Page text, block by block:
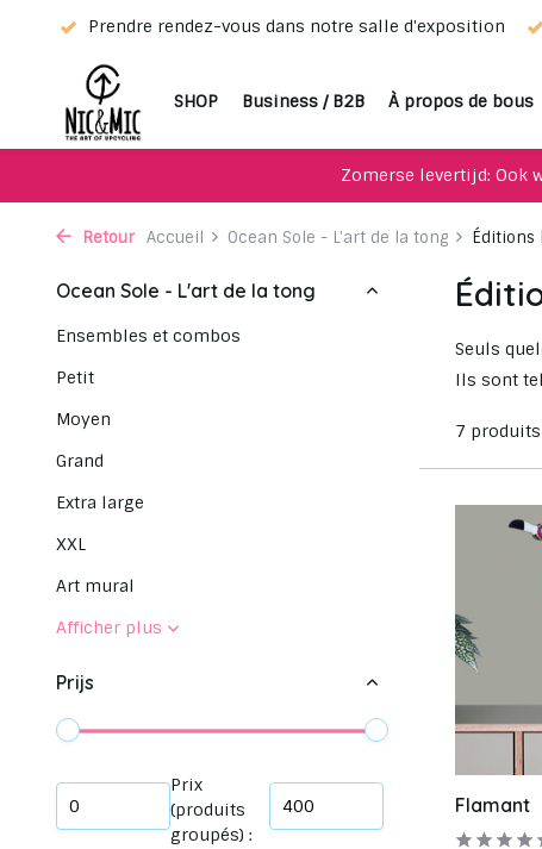
Choisissez votre favori grâce à notre service de
SHOP Business / B2B À propos de bous
Zomerse levertijd: Ook
Retour Accueil Ocean Sole - L'art de la tong Éditions
Ocean Sole - L'art de la tong
Ensembles et combos
Petit
Moyen
Grand
Extra large
XXL
Art mural
Afficher plus
Prijs
Prix
(produits
groupés) :
Seuls
Ils sont
7 produits
Flamant